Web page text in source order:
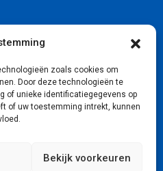
zoals cookies om
Door deze technologieën te
of unieke identificatiegegevens op
of uw toestemming intrekt, kunnen
Bekijk voorkeuren